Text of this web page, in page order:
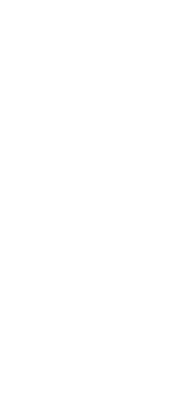
现货，拍了秒发，老板
现货，拍了秒发，老板